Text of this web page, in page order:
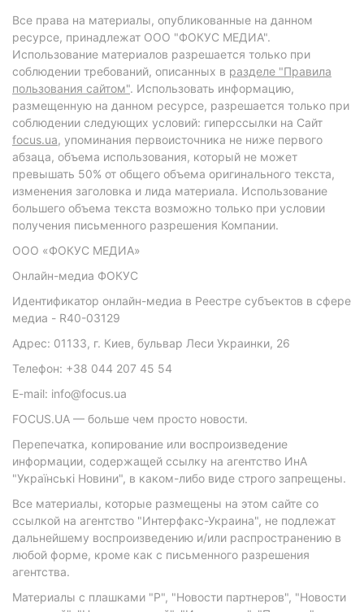
Все права на материалы, опубликованные на данном
ресурсе, принадлежат ООО "ФОКУС МЕДИА".
Использование материалов разрешается только при
соблюдении требований, описанных в разделе "Правила
пользования сайтом". Использовать информацию,
размещенную на данном ресурсе, разрешается только при
соблюдении следующих условий: гиперссылки на Сайт
focus.ua, упоминания первоисточника не ниже первого
абзаца, объема использования, который не может
превышать 50% от общего объема оригинального текста,
изменения заголовка и лида материала. Использование
большего объема текста возможно только при условии
получения письменного разрешения Компании.
ООО «ФОКУС МЕДИА»
Онлайн-медиа ФОКУС
Идентификатор онлайн-медиа в Реестре субъектов в сфере
медиа - R40-03129
Адрес: 01133, г. Киев, бульвар Леси Украинки, 26
Телефон: +38 044 207 45 54
E-mail: info@focus.ua
FOCUS.UA — больше чем просто новости.
Перепечатка, копирование или воспроизведение
информации, содержащей ссылку на агентство ИнА
"Українські Новини", в каком-либо виде строго запрещены.
Все материалы, которые размещены на этом сайте со
ссылкой на агентство "Интерфакс-Украина", не подлежат
дальнейшему воспроизведению и/или распространению в
любой форме, кроме как с письменного разрешения
агентства.
Материалы с плашками "Р", "Новости партнеров", "Новости